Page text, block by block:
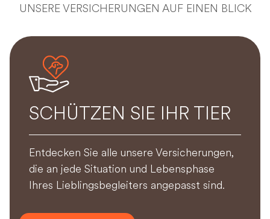
UNSERE VERSICHERUNGEN AUF EINEN BLICK
SCHÜTZEN SIE IHR TIER
Entdecken Sie alle unsere Versicherungen,
die an jede Situation und Lebensphase
Ihres Lieblingsbegleiters angepasst sind.